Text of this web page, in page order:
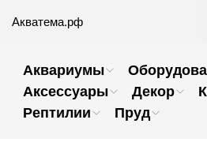
Акватема.рф
Аквариумы
Аксессуары
Декор
Рептилии
Пруд